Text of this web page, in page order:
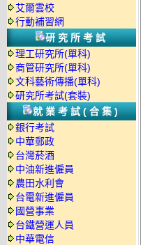
艾爾雲校
行動補習網
研究所考試
理工研究所(單科)
商管研究所(單科)
文科藝術傳播(單科)
研究所考試(套裝)
就業考試(合集)
銀行考試
中華郵政
台灣菸酒
中油新進僱員
農田水利會
台電新進僱員
國營事業
台鐵營運人員
中華電信